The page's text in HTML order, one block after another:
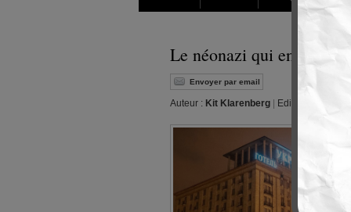
Le néonazi qui en savait
Envoyer par email
Auteur : Kit Klarenberg Editeur :